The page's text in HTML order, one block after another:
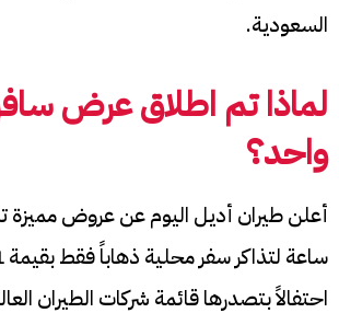
السعودية.
لماذا تم اطلاق عرض
واحد؟
احتفالاً بتصدرها قائمة شركات الطيران